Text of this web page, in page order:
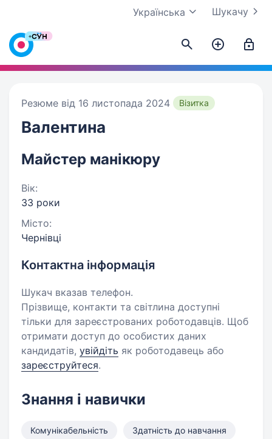
Шукачу
Українська
Резюме від 16 листопада 2024 Візитка
Валентина
Майстер манікюру
Вік:
33 роки
Місто:
Чернівці
Контактна інформація
Шукач вказав телефон.
Прізвище, контакти та світлина доступні
тільки для зареєстрованих роботодавців. Щоб
отримати доступ до особистих даних
кандидатів, увійдіть як роботодавець або
зареєструйтеся.
Знання і навички
Комунікабельність Здатність до навчання